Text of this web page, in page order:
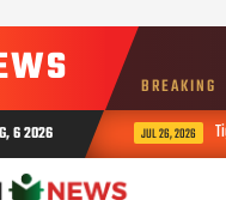
BREAKING
6 2026 JUL 26, 2026